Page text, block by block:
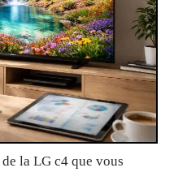
la LG c4 que vous